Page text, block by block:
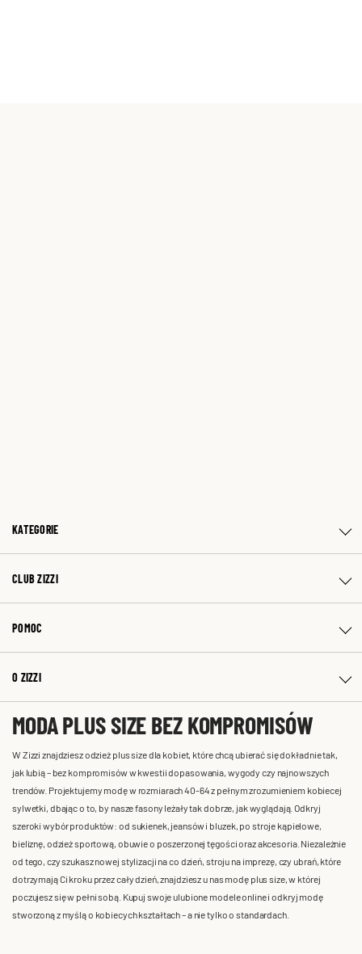
KATEGORIE
CLUB ZIZZI
POMOC
O ZIZZI
MODA PLUS SIZE BEZ KOMPROMISÓW
W Zizzi znajdziesz odzież plus size dla kobiet, które chcą ubierać się dokładnie tak,
jak lubią – bez kompromisów w kwestii dopasowania, wygody czy najnowszych
trendów. Projektujemy modę w rozmiarach 40-64 z pełnym zrozumieniem kobiecej
sylwetki, dbając o to, by nasze fasony leżały tak dobrze, jak wyglądają. Odkryj
szeroki wybór produktów: od sukienek, jeansów i bluzek, po stroje kąpielowe,
bieliznę, odzież sportową, obuwie o poszerzonej tęgości oraz akcesoria. Niezależnie
od tego, czy szukasz nowej stylizacji na co dzień, stroju na imprezę, czy ubrań, które
dotrzymają Ci kroku przez cały dzień, znajdziesz u nas modę plus size, w której
poczujesz się w pełni sobą. Kupuj swoje ulubione modele online i odkryj modę
stworzoną z myślą o kobiecych kształtach – a nie tylko o standardach.